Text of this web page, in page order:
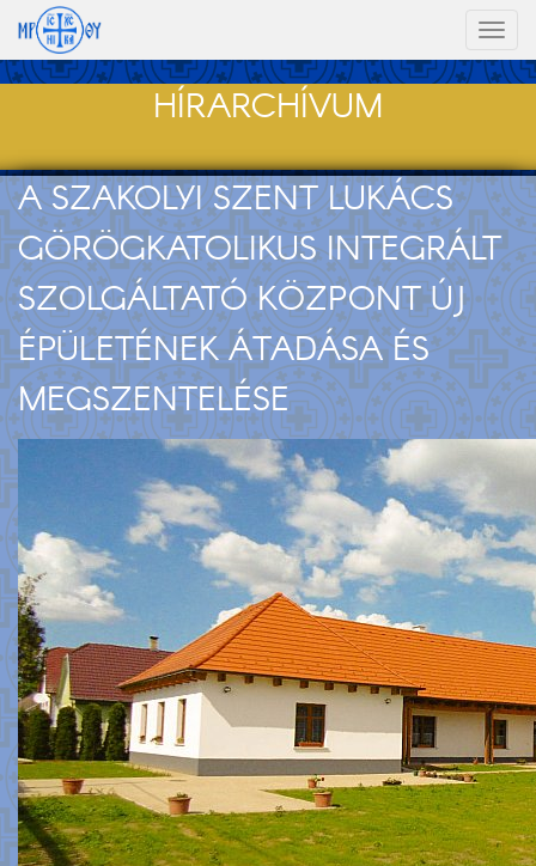
HÍRARCHÍVUM
A SZAKOLYI SZENT LUKÁCS
GÖRÖGKATOLIKUS INTEGRÁLT
SZOLGÁLTATÓ KÖZPONT ÚJ
ÉPÜLETÉNEK ÁTADÁSA ÉS
MEGSZENTELÉSE